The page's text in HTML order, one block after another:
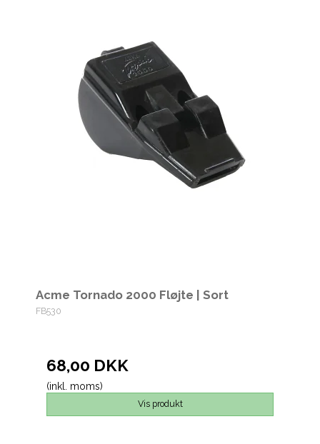
Acme Tornado 2000 Fløjte | Sort
FB530
68,00 DKK
(inkl. moms)
Vis produkt